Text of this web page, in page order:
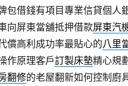
包借錢有項目專業信貸個人
向屏東當舖抵押借款屏東汽
償高利成功率最貼心的八里
作原理客戶訂製床墊精心規
翻修的老屋翻新如何控制廚